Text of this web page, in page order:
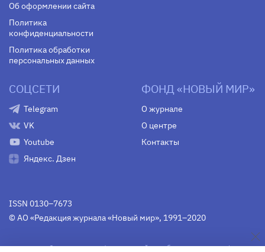
Об оформлении сайта
Политика
конфиденциальности
Политика обработки
персональных данных
СОЦСЕТИ
Telegram
VK
Youtube
Яндекс. Дзен
ФОНД «НОВЫЙ МИР»
О журнале
О центре
Контакты
ISSN 0130–7673
© АО «Редакция журнала «Новый мир», 1991–2020
Свидетельство Федеральной службы по надзору в сфере